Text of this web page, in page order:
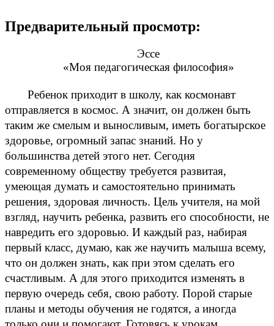
Предварительный просмотр:
Эссе
«Моя педагогическая философия»
Ребенок приходит в школу, как космонавт
отправляется в космос. А значит, он должен быть
таким же смелым и выносливым, иметь богатырское
здоровье, огромный запас знаний. Но у
большинства детей этого нет. Сегодня
современному обществу требуется развитая,
умеющая думать и самостоятельно принимать
решения, здоровая личность. Цель учителя, на мой
взгляд, научить ребенка, развить его способности, не
навредить его здоровью. И каждый раз, набирая
первый класс, думаю, как же научить малыша всему,
что он должен знать, как при этом сделать его
счастливым. А для этого приходится изменять в
первую очередь себя, свою работу. Порой старые
планы и методы обучения не годятся, а иногда